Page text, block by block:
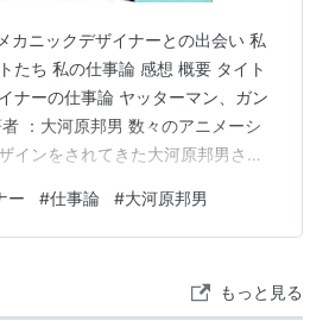
カニックデザイナーとの出会い 私
たち 私の仕事論 感想 概要 タイト
ナーの仕事論 ヤッターマン、ガン
：大河原邦男 数々のアニメーシ
インをされてきた大河原邦男さん
合い方について話してくれていま
ナーという仕事ができた当時から
洗練されたデザインとともに語ら
ー #仕事論 #大河原邦男
もっと見る